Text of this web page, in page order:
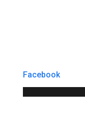
Facebook